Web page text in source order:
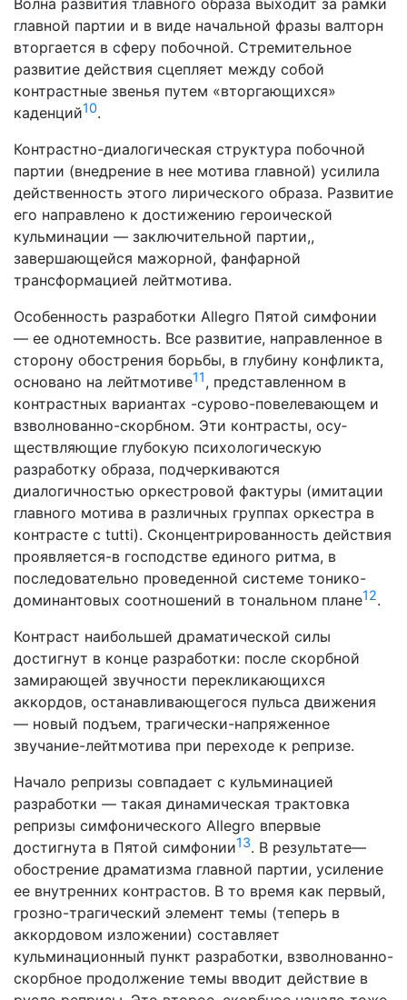
Волна развития тлавного образа выходит за рамки
главной партии и в виде начальной фразы валторн
вторгается в сферу побочной. Стре­мительное
развитие действия сцепляет между собой
контраст­ные звенья путем «вторгающихся»
каденций10.
Контрастно-диалогическая структура побочной
партии (внедрение в нее мотива главной) усилила
действенность этого лирического образа. Развитие
его направлено к дости­жению героической
кульминации — заключительной партии,,
завершающейся мажорной, фанфарной
трансформацией лейт­мотива.
Особенность разработки Allegro Пятой симфонии
— ее однотемность. Все развитие, направленное в
сторону обостре­ния борьбы, в глубину конфликта,
основано на лейтмо­тиве11, представленном в
контрастных вариантах -сурово-повелевающем и
взволнованно-скорбном. Эти контрасты, осу­
ществляющие глубокую психологическую
разработку образа, подчеркиваются
диалогичностью оркестровой фактуры (ими­тации
главного мотива в различных группах оркестра в
конт­расте с tutti). Сконцентрированность действия
проявляется-в господстве единого ритма, в
последовательно проведенной системе тонико-
доминантовых соотношений в тональном плане12.
Контраст наибольшей драматической силы
достигнут в конце разработки: после скорбной
замирающей звучности перекликающихся
аккордов, останавливающегося пульса дви­жения
— новый подъем, трагически-напряженное
звучание-лейтмотива при переходе к репризе.
Начало репризы совпадает с кульминацией
разработки — такая динамическая трактовка
репризы симфонического Al­legro впервые
достигнута в Пятой симфонии13. В результа­те—
обострение драматизма главной партии, усиление
ее внутренних контрастов. В то время как первый,
грозно-траги­ческий элемент темы (теперь в
аккордовом изложении) со­ставляет
кульминационный пункт разработки, взволнованно-
скорбное продолжение темы вводит действие в